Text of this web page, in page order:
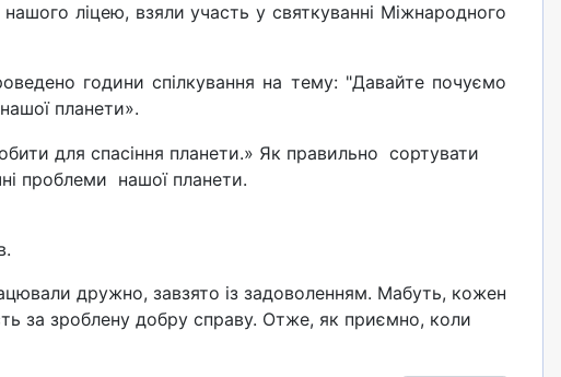
ліцею, взяли участь у святкуванні Міжнародного
години спілкування на тему: "Давайте почуємо
планети».
для спасіння планети.» Як правильно сортувати
проблеми нашої планети.
дружно, завзято із задоволенням. Мабуть, кожен
за зроблену добру справу. Отже, як приємно, коли